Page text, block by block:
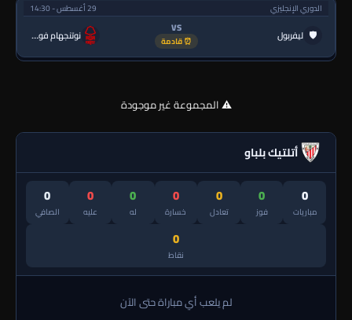
الدوري الإنجليزي 29 أغسطس - 14:30
🛡 ليفربول VS
⏰ قادمة نوتنجهام فورست
⚠️ المجموعة غير موجودة
أتلتيك بلباو
0
مباريات
0
فوز
0
تعادل
0
خسارة
0
له
0
عليه
0
الصافي
0
نقاط
لم يلعب أي مباراة حتى الآن